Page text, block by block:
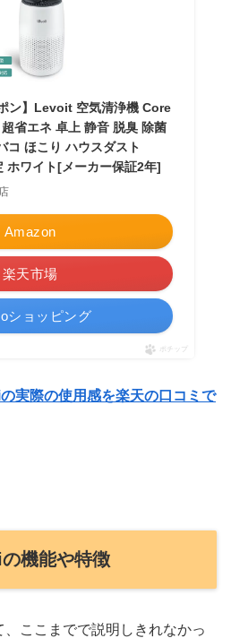
ン】Levoit 空気清浄機 Core
省エネ 卓上 静音 脱臭 除菌
コ ほこり ハウスダスト
ホワイト[メーカー保証2年]
Amazon
楽天市場
ショッピング
ポチップ
実際の使用感を楽天の口コミで
機能や特徴
ここまでで説明しきれなかっ